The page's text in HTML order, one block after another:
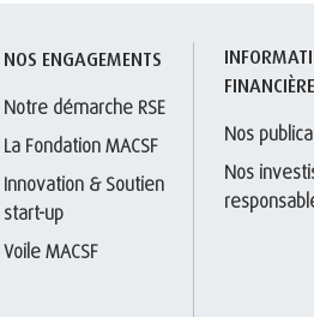
NOS ENGAGEMENTS
Notre démarche RSE
La Fondation MACSF
Innovation & Soutien
start-up
Voile MACSF
Nos
Nos